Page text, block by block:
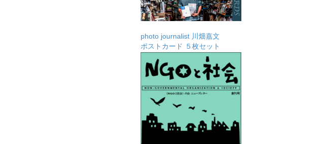
photo journalist 川畑嘉文
ポストカード ５枚セット